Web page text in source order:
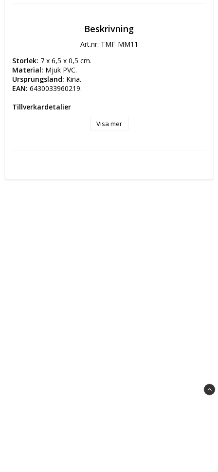
Beskrivning
Art.nr: TMF-MM11
Storlek: 7 x 6,5 x 0,5 cm.
Material: Mjuk PVC.
Ursprungsland: Kina.
EAN: 6430033960219.
Tillverkardetaljer
Postadress: Simppukarinkatu 5 A 3 00810 HELSINKI,
Visa mer